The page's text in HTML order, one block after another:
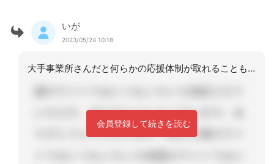
いが
2023/05/24 10:18
大手事業所さんだと何らかの応援体制が取れることもありますよね、今回のことで改めて
会員登録して続きを読む